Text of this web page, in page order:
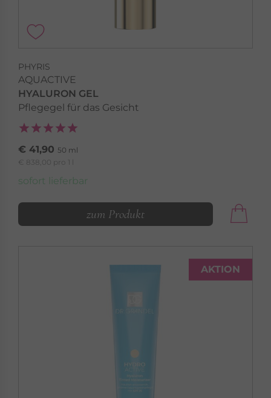
PHYRIS
AQUACTIVE
HYALURON GEL
Pflegegel für das Gesicht
€ 41,90 50 ml
€ 838,00 pro 1 l
sofort lieferbar
zum Produkt
AKTION